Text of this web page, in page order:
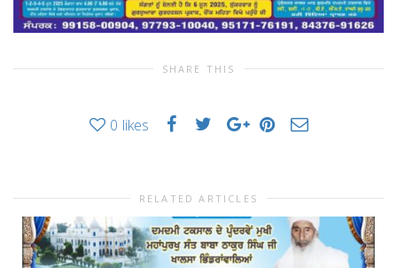
SHARE THIS
0 likes
RELATED ARTICLES